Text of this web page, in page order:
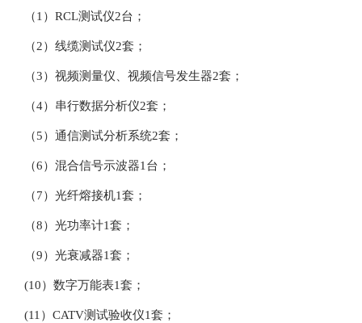
（1）RCL测试仪2台；
（2）线缆测试仪2套；
（3）视频测量仪、视频信号发生器2套；
（4）串行数据分析仪2套；
（5）通信测试分析系统2套；
（6）混合信号示波器1台；
（7）光纤熔接机1套；
（8）光功率计1套；
（9）光衰减器1套；
(10）数字万能表1套；
(11）CATV测试验收仪1套；